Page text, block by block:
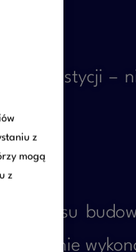
inwestycji –
procesu
z
mogą
z